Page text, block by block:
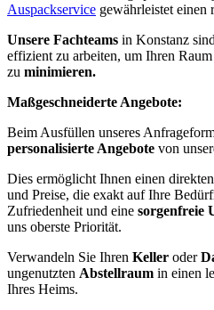
Auspackservice gewährleistet einen
Unsere Fachteams in Konstanz
effizient zu arbeiten, um Ihren Raum
zu minimieren.
Maßgeschneiderte Angebote:
Beim Ausfüllen unseres
personalisierte Angebote von
Dies ermöglicht Ihnen einen
und Preise, die exakt auf Ihre
Zufriedenheit und eine sorgenfreie
uns oberste Priorität.
Verwandeln Sie Ihren Keller oder
ungenutzten Abstellraum in einen
Ihres Heims.